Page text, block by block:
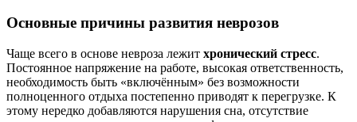
Основные причины развития неврозов
Чаще всего в основе невроза лежит хронический стресс.
Постоянное напряжение на работе, высокая ответственность,
необходимость быть «включённым» без возможности
полноценного отдыха постепенно приводят к перегрузке. К
этому нередко добавляются нарушения сна, отсутствие